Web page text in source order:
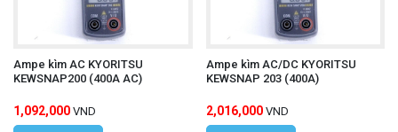
Ampe kìm AC KYORITSU
KEWSNAP200 (400A AC)
1,092,000 VND
Ampe kìm AC/DC KYORITSU
KEWSNAP 203 (400A)
2,016,000 VND